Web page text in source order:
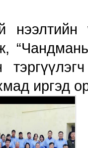
нээлтийн
иргэд